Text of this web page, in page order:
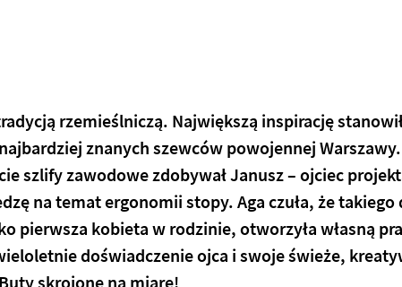
rzemieślniczą. Największą inspirację
znanych szewców powojennej
szlify zawodowe zdobywał Janusz – ojciec
na temat ergonomii stopy. Aga czuła, że
pierwsza kobieta w rodzinie, otworzyła własną
doświadczenie ojca i swoje świeże,